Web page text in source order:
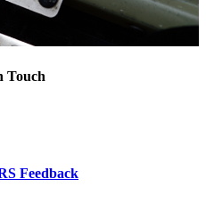
Touch
Feedback